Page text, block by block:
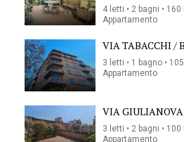
4 letti • 2 bagni • 160
Appartamento
VIA TABACCHI /
3 letti • 1 bagno •
Appartamento
VIA GIULIANOVA
3 letti • 2 bagni • 100
Appartamento